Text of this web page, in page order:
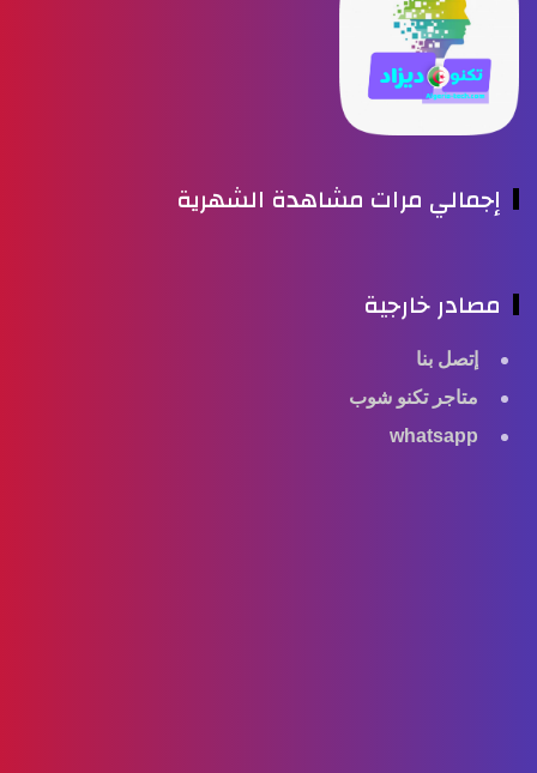
إجمالي مرات مشاهدة الشهرية
مصادر خارجية
إتصل بنا
متاجر تكنو شوب
whatsapp